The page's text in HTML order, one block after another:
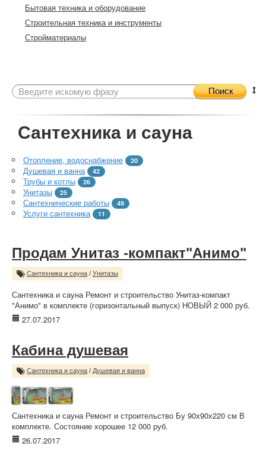
Бытовая техника и оборудование
Строительная техника и инструменты
Стройматериалы
Поиск
Сантехника и сауна
Отопление, водоснабжение 20
Душевая и ванна 42
Трубы и котлы 26
Унитазы 25
Сантехнические работы 49
Услуги сантехника 11
Продам Унитаз -компакт"Анимо"
Сантехника и сауна / Унитазы
Сантехника и сауна Ремонт и строительство Унитаз-компакт
"Анимо" в комплекте (горизонтальный выпуск) НОВЫЙ 2 000 руб.
27.07.2017
Кабина душевая
Сантехника и сауна / Душевая и ванна
Сантехника и сауна Ремонт и строительство Бу 90х90х220 см В
комплекте. Состояние хорошее 12 000 руб.
26.07.2017